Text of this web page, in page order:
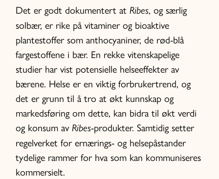
Det er godt dokumentert at Ribes, og særlig
solbær, er rike på vitaminer og bioaktive
plantestoffer som anthocyaniner, de rød-blå
fargestoffene i bær. En rekke vitenskapelige
studier har vist potensielle helseeffekter av
bærene. Helse er en viktig forbrukertrend, og
det er grunn til å tro at økt kunnskap og
markedsføring om dette, kan bidra til økt verdi
og konsum av Ribes-produkter. Samtidig setter
regelverket for ernærings- og helsepåstander
tydelige rammer for hva som kan kommuniseres
kommersielt.